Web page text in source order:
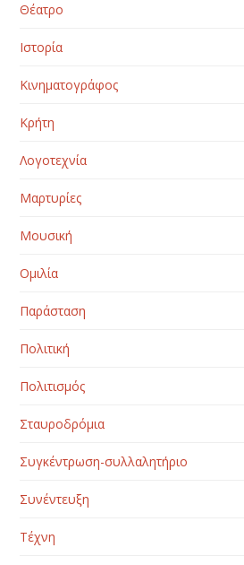
Θέατρο
Ιστορία
Κινηματογράφος
Κρήτη
Λογοτεχνία
Μαρτυρίες
Μουσική
Ομιλία
Παράσταση
Πολιτική
Πολιτισμός
Σταυροδρόμια
Συγκέντρωση-συλλαλητήριο
Συνέντευξη
Τέχνη